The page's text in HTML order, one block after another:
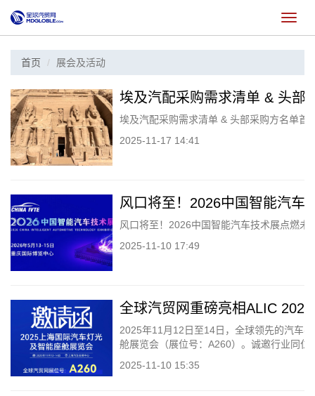
切
换
首页 展会及活动
埃及汽配采购需求清单 & 头
埃及汽配采购需求清单 & 头部采购方名单
2025-11-17 14:41
风口将至！2026中国智能汽车
风口将至！2026中国智能汽车技术展点燃未
2025-11-10 17:49
全球汽贸网重磅亮相ALIC
2025年11月12日至14日，全球领先的汽车
舱展览会（展位号：A260）。诚邀行业同
2025-11-10 15:35